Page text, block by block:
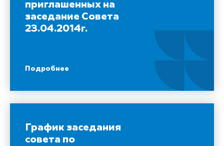
приглашенных на
заседание Совета
23.04.2014г.
Подробнее
График заседания
совета по